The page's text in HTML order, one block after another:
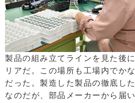
製品の組み立てラインを見た後
リアだ。この場所も工場内でか
だった。製造した製品の徹底し
なのだが、部品メーカーから届